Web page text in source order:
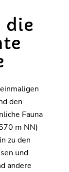
die
den
Fauna
m NN)
zu den
und
andere